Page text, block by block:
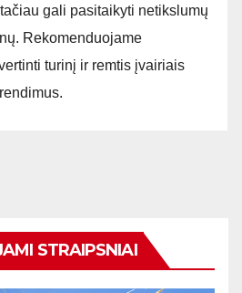
gali pasitaikyti netikslumų
Rekomenduojame
turinį ir remtis įvairiais
STRAIPSNIAI